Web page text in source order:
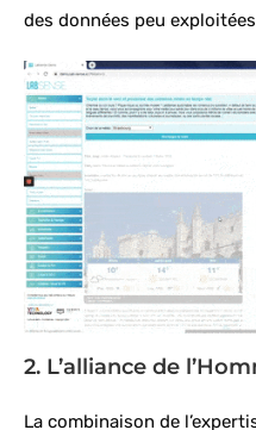
des données peu
2. L’alliance de
La combinaison de